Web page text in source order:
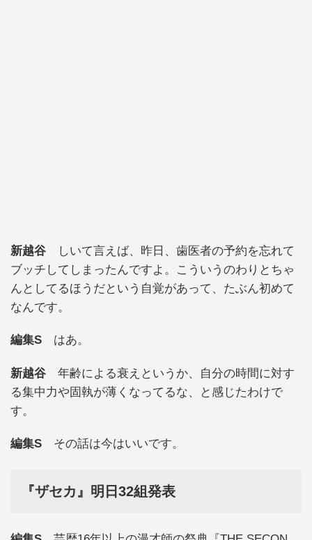
新越谷
しいて言えば、昨日、歯医者の予約を忘れて
ブッチしてしまったんですよ。こういうのわりとちゃ
んとしてるほうだという自覚があって、たぶん初めて
なんです。
編集S はあ。
新越谷 年齢による衰えというか、自分の時間に対す
る集中力や固執が薄くなってるな、と感じたわけで
す。
編集S その話は今はいいです。
『ザセカ』明日32組発表